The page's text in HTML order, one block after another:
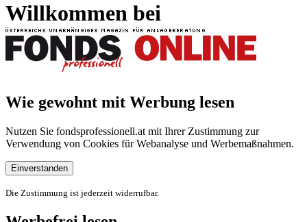
Willkommen bei
Wie gewohnt mit Werbung lesen
Nutzen Sie fondsprofessionell.at mit Ihrer Zustimmung zur
Verwendung von Cookies für Webanalyse und Werbemaßnahmen.
Einverstanden
Die Zustimmung ist jederzeit widerrufbar.